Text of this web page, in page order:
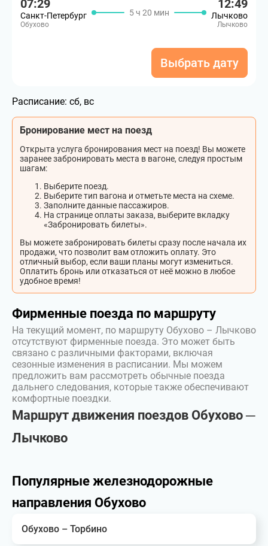
07:29
Санкт-Петербург
Обухово
5 ч 20 мин
12:49
Лычково
Лычково
Выбрать дату
Расписание: сб, вс
Бронирование мест на поезд
Открыта услуга бронирования мест на поезд! Вы можете
заранее забронировать места в вагоне, следуя простым
шагам:
Выберите поезд.
Выберите тип вагона и отметьте места на схеме.
Заполните данные пассажиров.
На странице оплаты заказа, выберите вкладку
«Забронировать билеты».
Вы можете забронировать билеты сразу после начала их
продажи, что позволит вам отложить оплату. Это
отличный выбор, если ваши планы могут измениться.
Оплатить бронь или отказаться от неё можно в любое
удобное время!
Фирменные поезда по маршруту
На текущий момент, по маршруту Обухово – Лычково
отсутствуют фирменные поезда. Это может быть
связано с различными факторами, включая
сезонные изменения в расписании. Мы можем
предложить вам рассмотреть обычные поезда
дальнего следования, которые также обеспечивают
комфортные поездки.
Маршрут движения поездов Обухово ─
Лычково
Популярные железнодорожные
направления Обухово
Обухово – Торбино